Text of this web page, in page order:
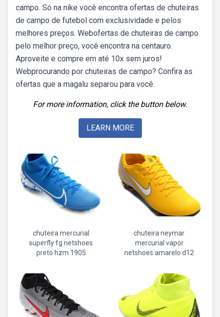
campo. Só na nike você encontra ofertas de chuteiras
de campo de futebol com exclusividade e pelos
melhores preços. Webofertas de chuteiras de campo
pelo melhor preço, você encontra na centauro.
Aproveite e compre em até 10x sem juros!
Webprocurando por chuteiras de campo? Confira as
ofertas que a magalu separou para você.
For more information, click the button below.
LEARN MORE
chuteira mercurial
superfly fg netshoes
preto hzm 1905
chuteira neymar
mercurial vapor
netshoes amarelo d12